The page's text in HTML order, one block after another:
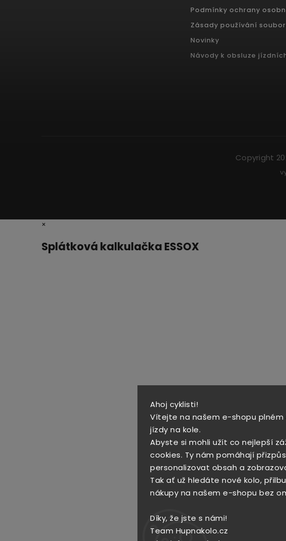
Ahoj cyklisti!
Vítejte na našem e-shopu plném
jízdy na kole.
Abyste si mohli užít co nejlepší
cookies. Ty nám pomáhají
personalizovat obsah a
Tak ať už hledáte nové kolo,
nákupy na našem e-shopu bez
Díky, že jste s námi!
Team Hupnakolo.cz
Podmínky ochrany
Zásady používání
Novinky
Návody k obsluze
Copyright
×
Splátková kalkulačka ESSOX